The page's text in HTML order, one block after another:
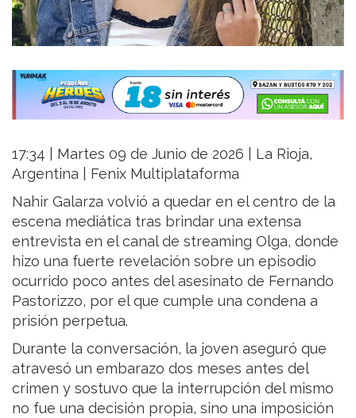
17:34 | Martes 09 de Junio de 2026 | La Rioja,
Argentina | Fenix Multiplataforma
Nahir Galarza volvió a quedar en el centro de la
escena mediática tras brindar una extensa
entrevista en el canal de streaming Olga, donde
hizo una fuerte revelación sobre un episodio
ocurrido poco antes del asesinato de Fernando
Pastorizzo, por el que cumple una condena a
prisión perpetua.
Durante la conversación, la joven aseguró que
atravesó un embarazo dos meses antes del
crimen y sostuvo que la interrupción del mismo
no fue una decisión propia, sino una imposición